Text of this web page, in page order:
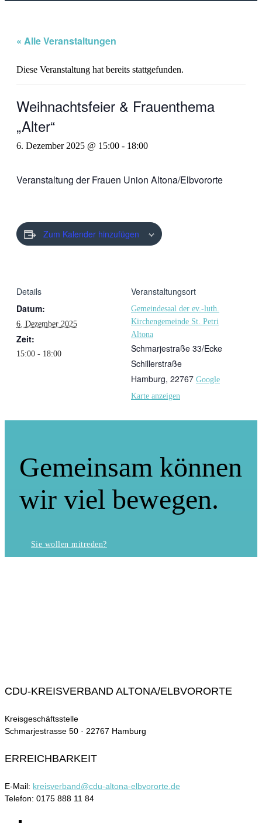
« Alle Veranstaltungen
Diese Veranstaltung hat bereits stattgefunden.
Weihnachtsfeier & Frauenthema
„Alter“
6. Dezember 2025 @ 15:00 - 18:00
Veranstaltung der Frauen Union Altona/Elbvororte
Zum Kalender hinzufügen
Details
Datum:
6. Dezember 2025
Zeit:
15:00 - 18:00
Veranstaltungsort
Gemeindesaal der ev.-luth.
Kirchengemeinde St. Petri
Altona
Schmarjestraße 33/Ecke
Schillerstraße
Hamburg, 22767 Google
Karte anzeigen
Gemeinsam können
wir viel bewegen.
Sie wollen mitreden?
CDU-KREISVERBAND ALTONA/ELBVORORTE
Kreisgeschäftsstelle
Schmarjestrasse 50 · 22767 Hamburg
ERREICHBARKEIT
E-Mail: kreisverband@cdu-altona-elbvororte.de
Telefon: 0175 888 11 84